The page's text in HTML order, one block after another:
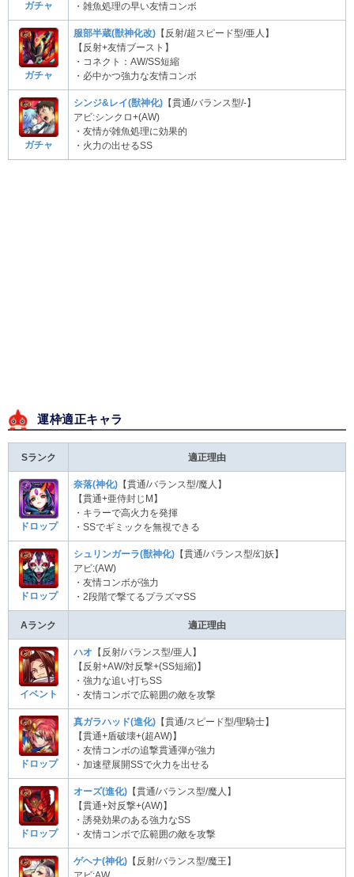
ガチャ ・雑魚処理の早い友情コンボ
ガチャ
服部半蔵(獣神化改) 【反射/超スピード型/亜人】
【反射+友情ブースト】
・コネクト：AW/SS短縮
・必中かつ強力な友情コンボ
ガチャ
シンジ&レイ(獣神化) 【貫通/バランス型/-】
アビ:シンクロ+(AW)
・友情が雑魚処理に効果的
・火力の出せるSS
運枠適正キャラ
Sランク 適正理由
ドロップ
奈落(神化) 【貫通/バランス型/魔人】
【貫通+亜侍封じM】
・キラーで高火力を発揮
・SSでギミックを無視できる
ドロップ
シュリンガーラ(獣神化) 【貫通/バランス型/幻妖】
アビ:(AW)
・友情コンボが強力
・2段階で撃てるプラズマSS
Aランク 適正理由
イベント
ハオ 【反射/バランス型/亜人】
【反射+AW/対反撃+(SS短縮)】
・強力な追い打ちSS
・友情コンボで広範囲の敵を攻撃
ドロップ
真ガラハッド(進化) 【貫通/スピード型/聖騎士】
【貫通+盾破壊+(超AW)】
・友情コンボの追撃貫通弾が強力
・加速壁展開SSで火力を出せる
ドロップ
オーズ(進化) 【貫通/バランス型/魔人】
【貫通+対反撃+(AW)】
・誘発効果のある強力なSS
・友情コンボで広範囲の敵を攻撃
ゲヘナ(神化) 【反射/バランス型/魔王】